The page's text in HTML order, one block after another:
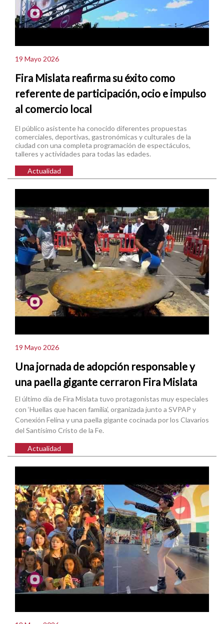
19 Mayo 2026
Fira Mislata reafirma su éxito como
referente de participación, ocio e impulso
al comercio local
El público asistente ha conocido diferentes propuestas
comerciales, deportivas, gastronómicas y culturales de la
ciudad con una completa programación de espectáculos,
talleres y actividades para todas las edades.
Actualidad
19 Mayo 2026
Una jornada de adopción responsable y
una paella gigante cerraron Fira Mislata
El último día de Fira Mislata tuvo protagonistas muy especiales
con ‘Huellas que hacen familia’, organizada junto a SVPAP y
Conexión Felina y una paella gigante cocinada por los Clavarios
del Santísimo Cristo de la Fe.
Actualidad